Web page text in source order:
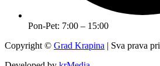
Pon-Pet: 7:00 – 15:00
Copyright © Grad Krapina | Sva prava